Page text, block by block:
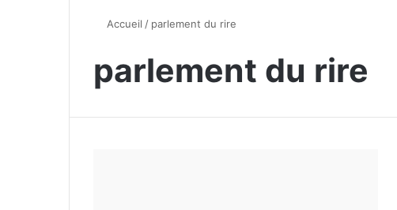
Accueil / parlement du rire
parlement du rire